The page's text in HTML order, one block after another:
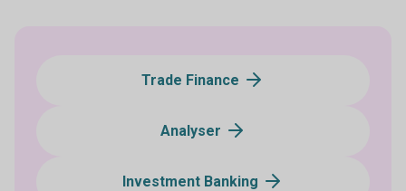
Trade Finance
Analyser
Investment Banking